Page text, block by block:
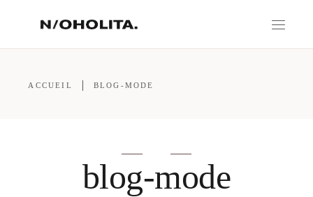
ACCUEIL BLOG-MODE
blog-mode